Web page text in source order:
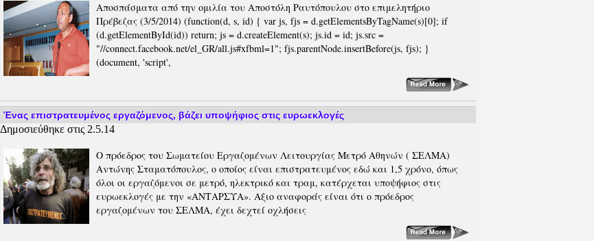
Αποσπάσματα από την ομιλία του Αποστόλη Ραυτόπουλου στο επιμελητήριο
Πρέβεζας (3/5/2014) (function(d, s, id) { var js, fjs = d.getElementsByTagName(s)[0]; if
(d.getElementById(id)) return; js = d.createElement(s); js.id = id; js.src =
"//connect.facebook.net/el_GR/all.js#xfbml=1"; fjs.parentNode.insertBefore(js, fjs); }
(document, 'script',
Ένας επιστρατευμένος εργαζόμενος, βάζει υποψήφιος στις ευρωεκλογές
Δημοσιεύθηκε στις 2.5.14
Ο πρόεδρος του Σωματείου Εργαζομένων Λειτουργίας Μετρό Αθηνών ( ΣΕΛΜΑ)
Αντώνης Σταματόπουλος, ο οποίος είναι επιστρατευμένος εδώ και 1,5 χρόνο, όπως
όλοι οι εργαζόμενοι σε μετρό, ηλεκτρικό και τραμ, κατέρχεται υποψήφιος στις
ευρωεκλογές με την «ΑΝΤΑΡΣΥΑ». Αξιο αναφοράς είναι ότι ο πρόεδρος
εργαζομένων του ΣΕΛΜΑ, έχει δεχτεί οχλήσεις